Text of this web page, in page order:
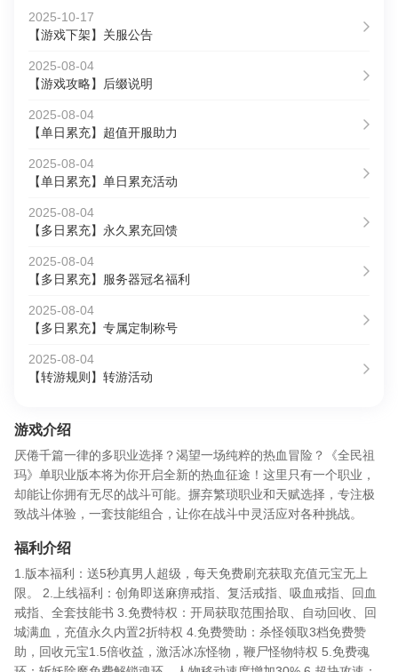
2025-10-17
【游戏下架】关服公告
2025-08-04
【游戏攻略】后缀说明
2025-08-04
【单日累充】超值开服助力
2025-08-04
【单日累充】单日累充活动
2025-08-04
【多日累充】永久累充回馈
2025-08-04
【多日累充】服务器冠名福利
2025-08-04
【多日累充】专属定制称号
2025-08-04
【转游规则】转游活动
游戏介绍
厌倦千篇一律的多职业选择？渴望一场纯粹的热血冒险？《全民祖
玛》单职业版本将为你开启全新的热血征途！这里只有一个职业，
却能让你拥有无尽的战斗可能。摒弃繁琐职业和天赋选择，专注极
致战斗体验，一套技能组合，让你在战斗中灵活应对各种挑战。
福利介绍
1.版本福利：送5秒真男人超级，每天免费刷充获取充值元宝无上
限。 2.上线福利：创角即送麻痹戒指、复活戒指、吸血戒指、回血
戒指、全套技能书 3.免费特权：开局获取范围拾取、自动回收、回
城满血，充值永久内置2折特权 4.免费赞助：杀怪领取3档免费赞
助，回收元宝1.5倍收益，激活冰冻怪物，鞭尸怪物特权 5.免费魂